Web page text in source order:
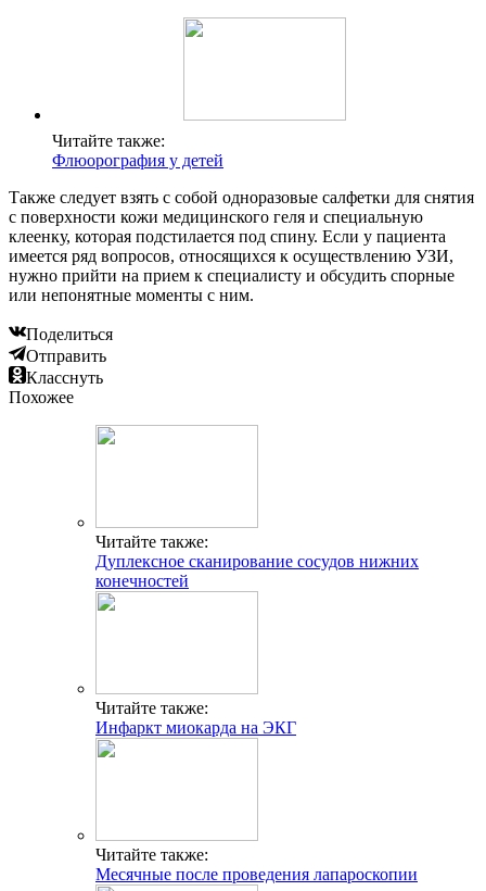
Читайте также:
Флюорография у детей
Также следует взять с собой одноразовые салфетки для снятия
с поверхности кожи медицинского геля и специальную
клеенку, которая подстилается под спину. Если у пациента
имеется ряд вопросов, относящихся к осуществлению УЗИ,
нужно прийти на прием к специалисту и обсудить спорные
или непонятные моменты с ним.
Поделиться
Отправить
Класснуть
Похожее
Читайте также:
Дуплексное сканирование сосудов нижних
конечностей
Читайте также:
Инфаркт миокарда на ЭКГ
Читайте также:
Месячные после проведения лапароскопии